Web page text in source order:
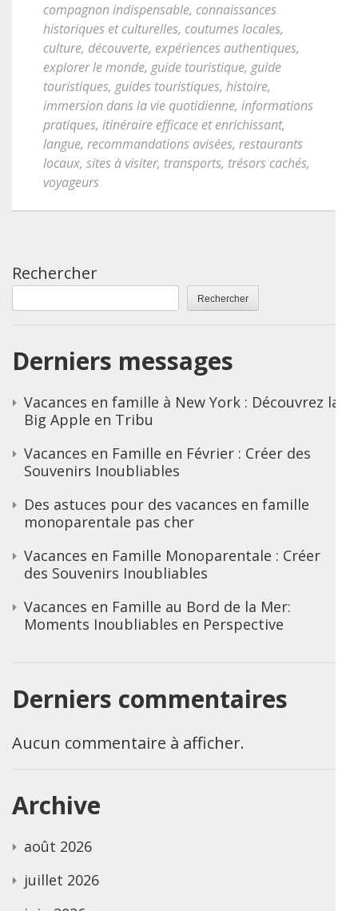
compagnon indispensable, connaissances
historiques et culturelles, coutumes locales,
culture, découverte, expériences authentiques,
explorer le monde, guide touristique, guide
touristiques, guides touristiques, histoire,
immersion dans la vie quotidienne, informations
pratiques, itinéraire efficace et enrichissant,
langue, recommandations avisées, restaurants
locaux, sites à visiter, transports, trésors cachés,
voyageurs
Rechercher
Rechercher
Derniers messages
Vacances en famille à New York : Découvrez la
Big Apple en Tribu
Vacances en Famille en Février : Créer des
Souvenirs Inoubliables
Des astuces pour des vacances en famille
monoparentale pas cher
Vacances en Famille Monoparentale : Créer
des Souvenirs Inoubliables
Vacances en Famille au Bord de la Mer:
Moments Inoubliables en Perspective
Derniers commentaires
Aucun commentaire à afficher.
Archive
août 2026
juillet 2026